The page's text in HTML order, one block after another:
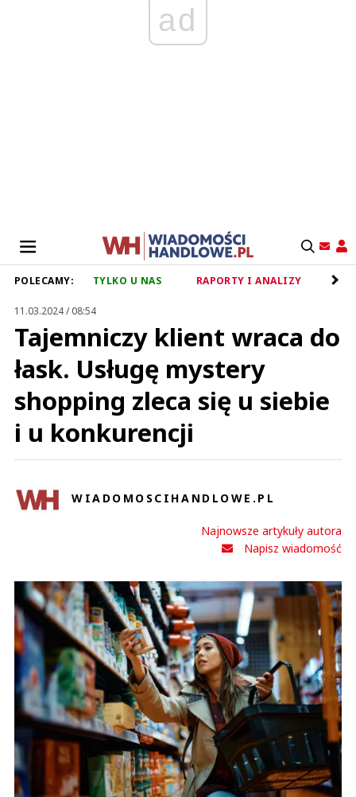
ad
POLECAMY: TYLKO U NAS RAPORTY I ANALIZY
11.03.2024 / 08:54
Tajemniczy klient wraca do
łask. Usługę mystery
shopping zleca się u siebie
i u konkurencji
WIADOMOSCIHANDLOWE.PL
Najnowsze artykuły autora
Napisz wiadomość